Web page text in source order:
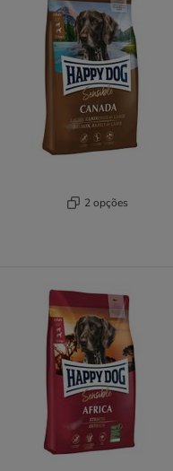
2 opções